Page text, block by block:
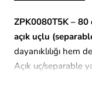
ZPK0080T5K –
açık uçlu
dayanıklılığı hem
Açık uç/separable